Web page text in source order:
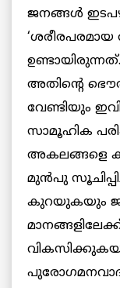
ജനങ്ങള്‍
അതിന്റെ
വേണ്ടിയും
സാമൂഹിക
അകലങ്ങളെ
മുന്‍പു
കുറയുകയും